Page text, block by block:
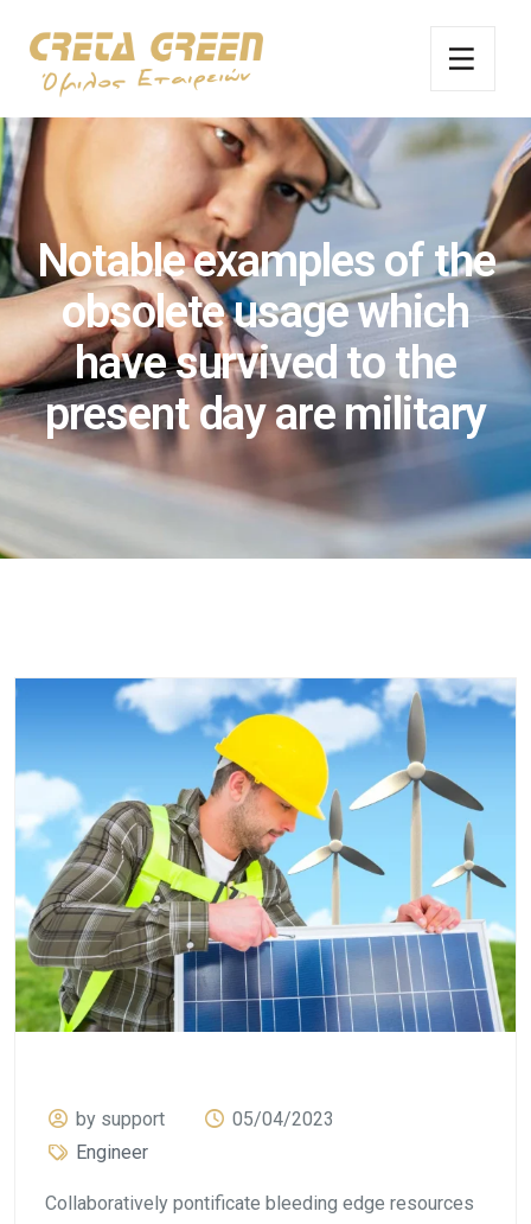
Notable examples of the
obsolete usage which
have survived to the
present day are military
by support
05/04/2023
Engineer
Collaboratively pontificate bleeding edge resources